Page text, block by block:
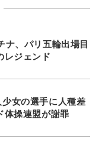
ナ、パリ五輪出場目
レジェンド
女の選手に人種差
体操連盟が謝罪